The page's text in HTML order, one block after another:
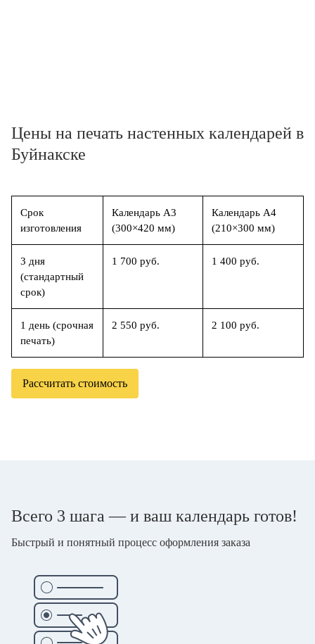
Цены на печать настенных календарей в
Буйнакске
Срок
изготовления
Календарь А3
(300×420 мм)
Календарь А4
(210×300 мм)
3 дня
(стандартный
срок)
1 700 руб. 1 400 руб.
1 день (срочная
печать)
2 550 руб. 2 100 руб.
Рассчитать стоимость
Всего 3 шага — и ваш календарь готов!
Быстрый и понятный процесс оформления заказа